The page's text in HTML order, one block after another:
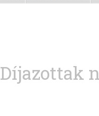
Díjazottak